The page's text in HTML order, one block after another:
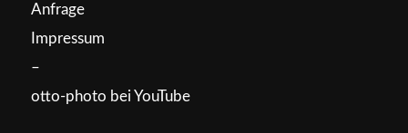
Anfrage
Impressum
–
otto-photo bei YouTube